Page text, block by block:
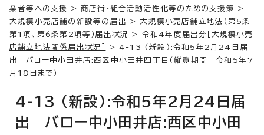
業者等への支援
>商店街・組合活動活性化等のための支援策
>
大規模小売店舗の新設等の届出
>大規模小売店舗立地法（第5条
第1項、第6条第2項等）届出状況
> 令和4年度届出分［大規模小売
店舗立地法関係届出状況］
> 4-13 (新設):令和5年2月24日届
出 バロー中小田井店:西区中小田井四丁目(縦覧期間 令和5年7
月18日まで)
4-13 (新設):令和5年2月24日届
出 バロー中小田井店:西区中小田